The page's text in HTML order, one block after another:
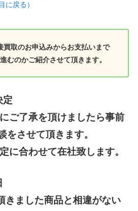
に戻る）
買取のお申込みからお支払いまで
むのかご紹介させて頂きます。
定
ご了承を頂けましたら事前
をさせて頂きます。
に合わせて在社致します。
きました商品と相違がない